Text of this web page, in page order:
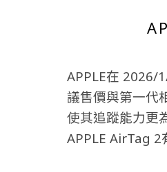
APPLE在 2026/
議售價與第一代
使其追蹤能力更
APPLE AirTag 2